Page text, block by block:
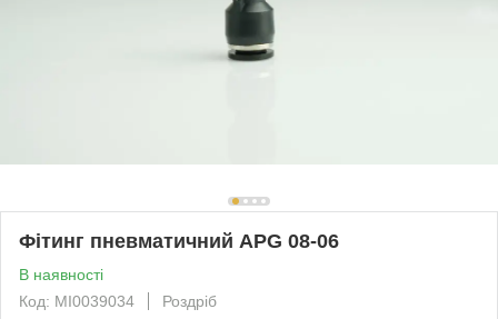
Фітинг пневматичний APG 08-06
В наявності
Код: MI0039034
Роздріб